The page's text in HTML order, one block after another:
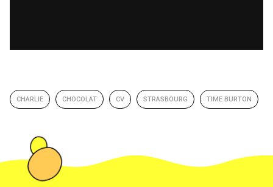
CHARLIE CHOCOLAT CV STRASBOURG TIME BURTON